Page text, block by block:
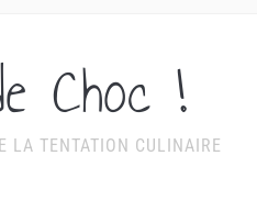
Choc !
LA TENTATION CULINAIRE